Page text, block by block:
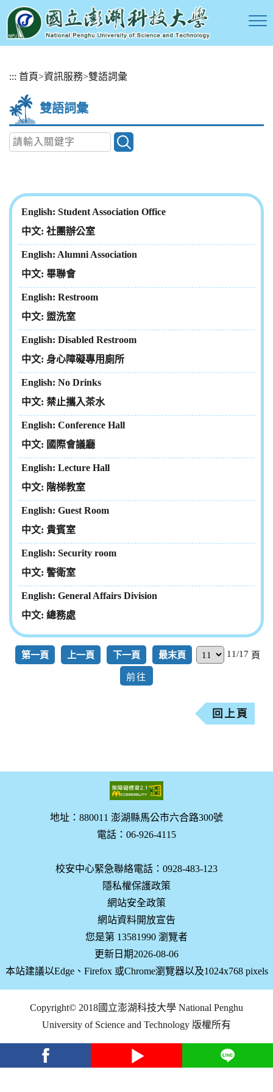
::: 首頁>資訊服務>雙語詞彙
雙語詞彙
Student Association Office
社團辦公室
Alumni Association
畢聯會
Restroom
盥洗室
Disabled Restroom
身心障礙專用廁所
No Drinks
禁止攜入茶水
Conference Hall
國際會議廳
Lecture Hall
階梯教室
Guest Room
貴賓室
Security room
警衛室
General Affairs Division
總務處
第一頁 上一頁 下一頁 最末頁 11/17 頁
回上頁
地址：880011 澎湖縣馬公市六合路300號
電話：06-926-4115
校安中心緊急聯絡電話：0928-483-123
隱私權保護政策
網站安全政策
網站資料開放宣告
您是第 13581990 瀏覽者
更新日期2026-08-06
本站建議以Edge、Firefox 或Chrome瀏覽器以及1024x768 pixels
Copyright© 2018國立澎湖科技大學 National Penghu
University of Science and Technology 版權所有